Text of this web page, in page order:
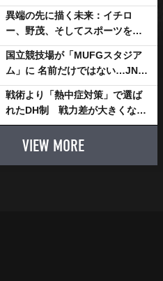
スチャダラパーが川崎新！アリ
ーナシティ・プロジェクトを語
る 「楽しみでしかないでしょ。
川崎は、ずっと成長曲線だか
ら」
異端の先に描く未来：イチロ
ー、野茂、そしてスポーツを支
える科学界の挑戦
国立競技場が「MUFGスタジア
ム」に 名前だけではない…JNSE
とMUFGが“共創”し描く地域活
性化・社会価値創造の近未来図
とは
戦術より「熱中症対策」で選ば
れたDH制 戦力差が大きくなる
懸念も
VIEW MORE